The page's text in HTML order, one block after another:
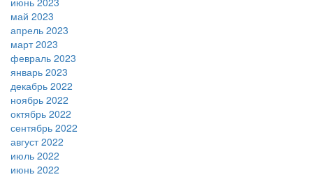
май 2023
апрель 2023
март 2023
февраль 2023
январь 2023
декабрь 2022
ноябрь 2022
октябрь 2022
сентябрь 2022
август 2022
июль 2022
июнь 2022